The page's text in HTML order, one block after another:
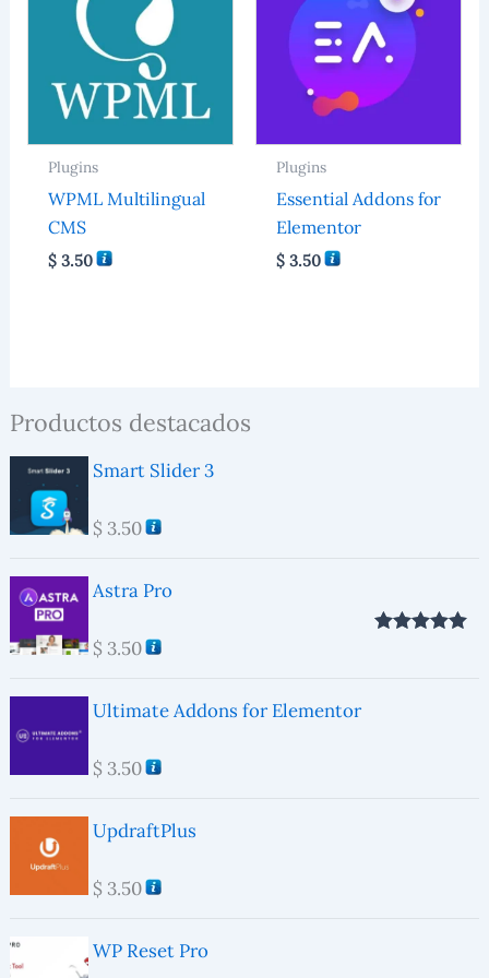
Plugins
WPML Multilingual
CMS
$3.50
Plugins
Essential Addons for
Elementor
$ 3.50
Productos destacados
Smart Slider 3
$3.50
Astra Pro
$3.50
Ultimate Addons for Elementor
$3.50
UpdraftPlus
$3.50
WP Reset Pro